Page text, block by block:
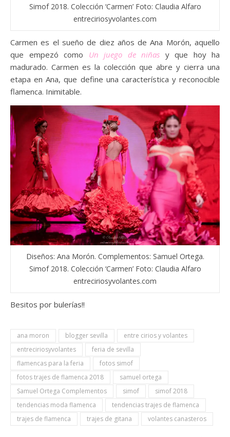
Simof 2018. Colección ‘Carmen’ Foto: Claudia Alfaro
entreciriosyvolantes.com
Carmen es el sueño de diez años de Ana Morón, aquello
que empezó como Un juego de niñas y que hoy ha
madurado. Carmen es la colección que abre y cierra una
etapa en Ana, que define una característica y reconocible
flamenca. Inimitable.
Diseños: Ana Morón. Complementos: Samuel Ortega.
Simof 2018. Colección ‘Carmen’ Foto: Claudia Alfaro
entreciriosyvolantes.com
Besitos por bulerías!!
ana moron blogger sevilla
entre cirios y volantes
entreciriosyvolantes
feria de sevilla
flamencas para la feria
fotos simof
fotos trajes de flamenca 2018
samuel ortega
Samuel Ortega Complementos
simof
simof 2018
tendencias moda flamenca
tendencias trajes de flamenca
trajes de flamenca
trajes de gitana volantes canasteros